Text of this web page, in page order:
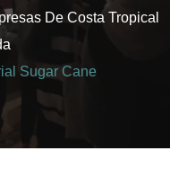
De Costa Tropical
Sugar Cane